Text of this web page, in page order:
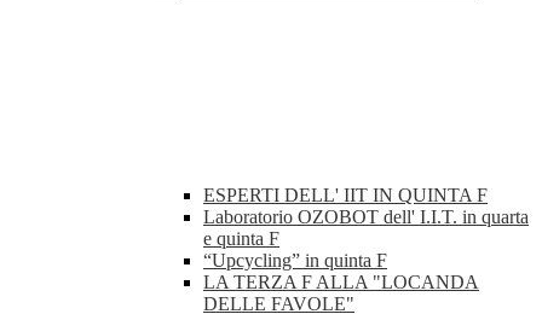
ESPERTI DELL' IIT IN QUINTA F
Laboratorio OZOBOT dell' I.I.T. in quarta
e quinta F
“Upcycling” in quinta F
LA TERZA F ALLA "LOCANDA
DELLE FAVOLE"